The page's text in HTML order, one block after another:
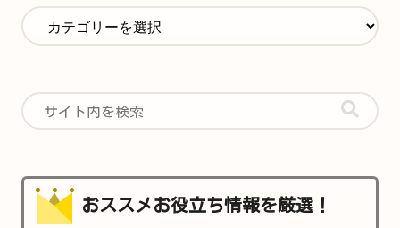
おススメお役立ち情報を厳選！